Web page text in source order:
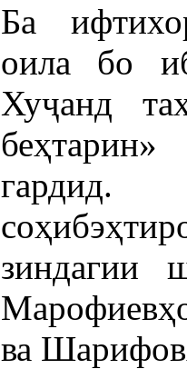
Ба
оила бо
Хуҷанд
зиндагии
ва